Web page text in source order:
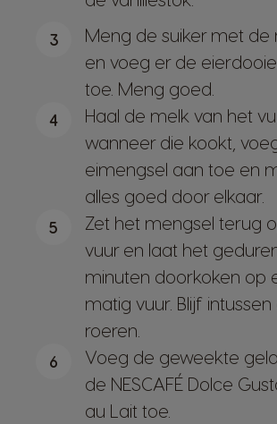
3
Meng de suiker met de
en voeg er de
toe. Meng goed.
4
Haal de melk van het
wanneer die kookt,
eimengsel aan toe en
alles goed door elkaar.
5
Zet het mengsel terug
vuur en laat het
minuten doorkoken op
matig vuur. Blijf
roeren.
6
Voeg de geweekte
de NESCAFÉ Dolce
au Lait toe.